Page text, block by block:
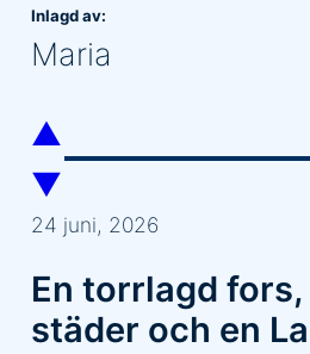
Inlagd av:
Maria
▲
▼
24 juni, 2026
En torrlagd
städer och en